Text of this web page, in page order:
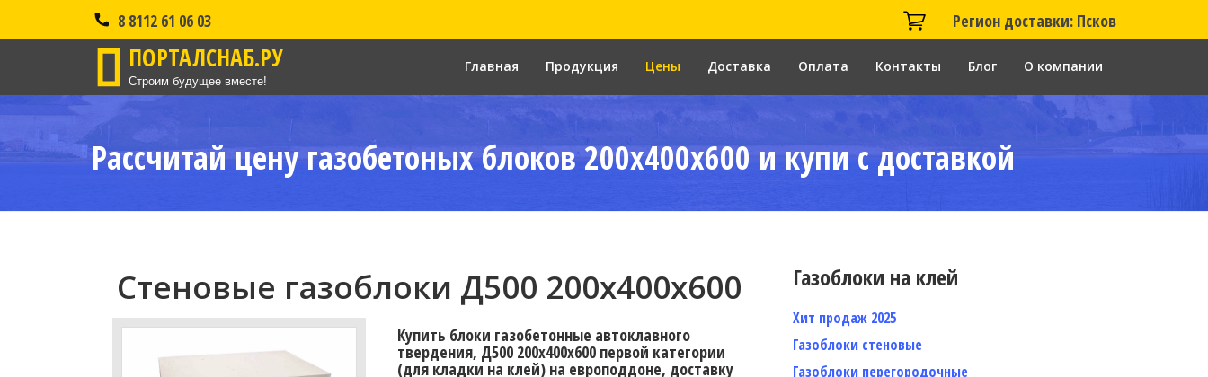
8 8112 61 06 03 Регион доставки: Псков
ПОРТАЛСНАБ.РУ
Строим будущее вместе!
Главная Продукция Цены Доставка Оплата Контакты Блог О компании
Рассчитай цену газобетоных блоков 200x400x600 и купи с доставкой
Стеновые газоблоки Д500 200x400x600
Купить блоки газобетонные автоклавного
твердения, Д500 200x400x600 первой категории
(для кладки на клей) на европоддоне, доставку
Газоблоки на клей
Хит продаж 2025
Газоблоки стеновые
Газоблоки перегородочные